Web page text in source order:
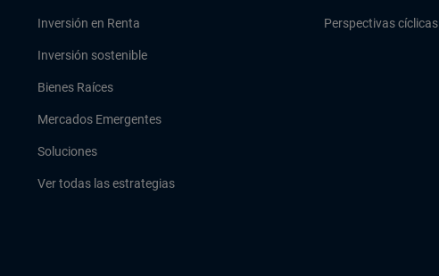
Inversión en Renta
Inversión sostenible
Bienes Raíces
Mercados Emergentes
Soluciones
Ver todas las estrategias
Perspectivas cíclicas